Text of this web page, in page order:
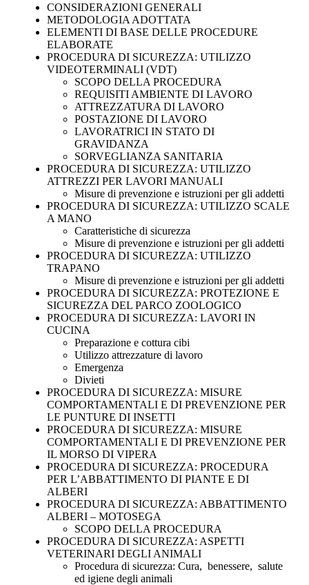
CONSIDERAZIONI GENERALI
METODOLOGIA ADOTTATA
ELEMENTI DI BASE DELLE PROCEDURE
ELABORATE
PROCEDURA DI SICUREZZA: UTILIZZO
VIDEOTERMINALI (VDT)
SCOPO DELLA PROCEDURA
REQUISITI AMBIENTE DI LAVORO
ATTREZZATURA DI LAVORO
POSTAZIONE DI LAVORO
LAVORATRICI IN STATO DI
GRAVIDANZA
SORVEGLIANZA SANITARIA
PROCEDURA DI SICUREZZA: UTILIZZO
ATTREZZI PER LAVORI MANUALI
Misure di prevenzione e istruzioni per gli addetti
PROCEDURA DI SICUREZZA: UTILIZZO SCALE
A MANO
Caratteristiche di sicurezza
Misure di prevenzione e istruzioni per gli addetti
PROCEDURA DI SICUREZZA: UTILIZZO
TRAPANO
Misure di prevenzione e istruzioni per gli addetti
PROCEDURA DI SICUREZZA: PROTEZIONE E
SICUREZZA DEL PARCO ZOOLOGICO
PROCEDURA DI SICUREZZA: LAVORI IN
CUCINA
Preparazione e cottura cibi
Utilizzo attrezzature di lavoro
Emergenza
Divieti
PROCEDURA DI SICUREZZA: MISURE
COMPORTAMENTALI E DI PREVENZIONE PER
LE PUNTURE DI INSETTI
PROCEDURA DI SICUREZZA: MISURE
COMPORTAMENTALI E DI PREVENZIONE PER
IL MORSO DI VIPERA
PROCEDURA DI SICUREZZA: PROCEDURA
PER L’ABBATTIMENTO DI PIANTE E DI
ALBERI
PROCEDURA DI SICUREZZA: ABBATTIMENTO
ALBERI – MOTOSEGA
SCOPO DELLA PROCEDURA
PROCEDURA DI SICUREZZA: ASPETTI
VETERINARI DEGLI ANIMALI
Procedura di sicurezza: Cura, benessere, salute
ed igiene degli animali